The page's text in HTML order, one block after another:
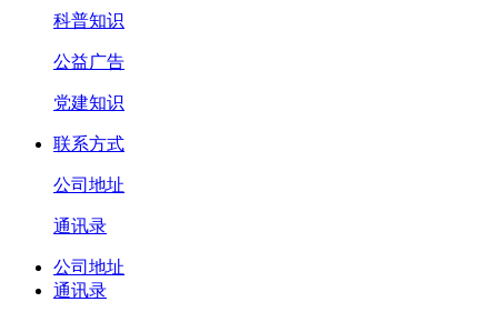
科普知识
公益广告
党建知识
联系方式
公司地址
通讯录
公司地址
通讯录